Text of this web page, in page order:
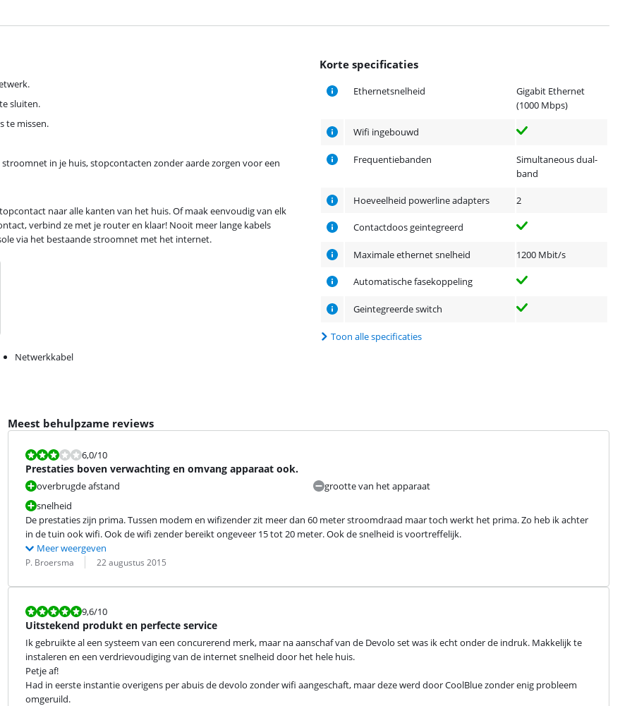
Korte specificaties
Ethernetsnelheid
Gigabit Ethernet
(1000 Mbps)
Wifi ingebouwd
Frequentiebanden
Simultaneous dual-
band
Hoeveelheid powerline adapters 2
Contactdoos geintegreerd
Maximale ethernet snelheid 1200 Mbit/s
Automatische fasekoppeling
Geintegreerde switch
Toon alle specificaties
sluiten.
te missen.
in je huis, stopcontacten zonder aarde zorgen voor een
naar alle kanten van het huis. Of maak eenvoudig van elk
verbind ze met je router en klaar! Nooit meer lange kabels
via het bestaande stroomnet met het internet.
Netwerkkabel
Meest behulpzame reviews
Beoordeling is 6,0 van de 10.
6,0/10
Prestaties boven verwachting en omvang apparaat ook.
overbrugde afstand
snelheid
grootte van het apparaat
De prestaties zijn prima. Tussen modem en wifizender zit meer dan 60 meter stroomdraad maar toch werkt het prima. Zo heb ik achter
in de tuin ook wifi. Ook de wifi zender bereikt ongeveer 15 tot 20 meter. Ook de snelheid is voortreffelijk.
Meer weergeven
Beoordeling door:
P. Broersma
Datum: 22 augustus 2015
Beoordeling is 9,6 van de 10.
9,6/10
Uitstekend produkt en perfecte service
Ik gebruikte al een systeem van een concurerend merk, maar na aanschaf van de Devolo set was ik echt onder de indruk. Makkelijk te
instaleren en een verdrievoudiging van de internet snelheid door het hele huis.
Petje af!
Had in eerste instantie overigens per abuis de devolo zonder wifi aangeschaft, maar deze werd door CoolBlue zonder enig probleem
omgeruild.